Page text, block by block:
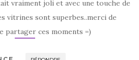
vraiment joli et avec une touche de
vitrines sont superbes..merci de
partager ces moments =)